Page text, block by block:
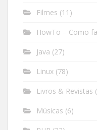
Filmes (11)
HowTo – Como
Java (27)
Linux (78)
Livros & Revistas
Músicas (6)